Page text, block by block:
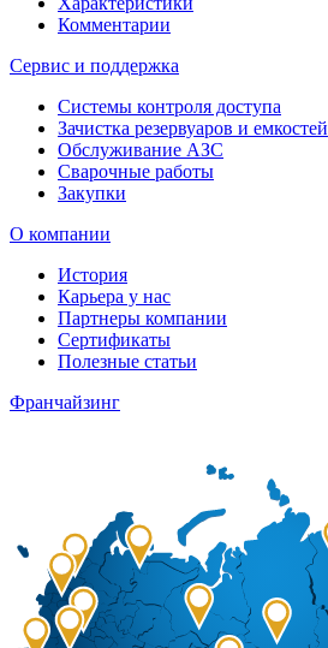
Комментарии
Сервис и поддержка
Системы контроля доступа
Зачистка резервуаров и емкостей
Обслуживание АЗС
Сварочные работы
Закупки
О компании
История
Карьера у нас
Партнеры компании
Сертификаты
Полезные статьи
Франчайзинг